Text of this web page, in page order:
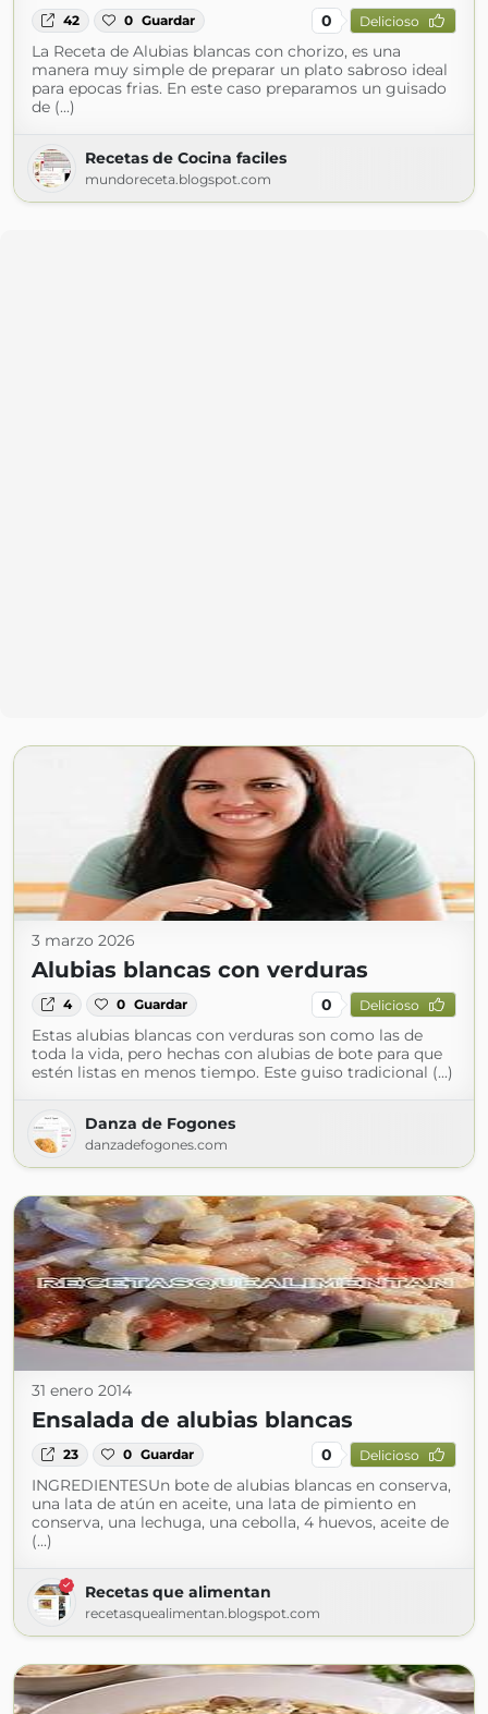
42 0 Guardar 0 Delicioso
La Receta de Alubias blancas con chorizo, es una
manera muy simple de preparar un plato sabroso ideal
para epocas frias. En este caso preparamos un guisado
de (...)
Recetas de Cocina faciles
mundoreceta.blogspot.com
3 marzo 2026
Alubias blancas con verduras
4 0 Guardar 0 Delicioso
Estas alubias blancas con verduras son como las de
toda la vida, pero hechas con alubias de bote para que
estén listas en menos tiempo. Este guiso tradicional (...)
Danza de Fogones
danzadefogones.com
31 enero 2014
Ensalada de alubias blancas
23 0 Guardar 0 Delicioso
INGREDIENTESUn bote de alubias blancas en conserva,
una lata de atún en aceite, una lata de pimiento en
conserva, una lechuga, una cebolla, 4 huevos, aceite de
(...)
Recetas que alimentan
recetasquealimentan.blogspot.com